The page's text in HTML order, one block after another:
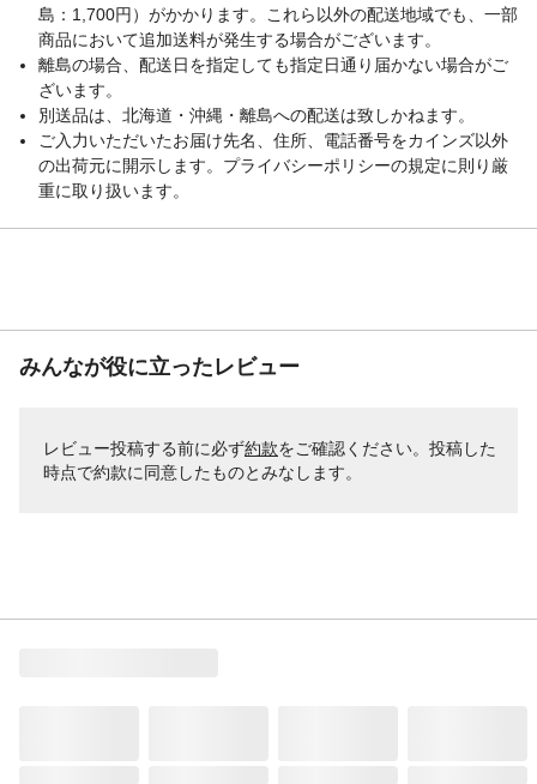
島：1,700円）がかかります。これら以外の配送地域でも、一部
商品において追加送料が発生する場合がございます。
離島の場合、配送日を指定しても指定日通り届かない場合がご
ざいます。
別送品は、北海道・沖縄・離島への配送は致しかねます。
ご入力いただいたお届け先名、住所、電話番号をカインズ以外
の出荷元に開示します。プライバシーポリシーの規定に則り厳
重に取り扱います。
みんなが役に立ったレビュー
レビュー投稿する前に必ず約款をご確認ください。投稿した
時点で約款に同意したものとみなします。